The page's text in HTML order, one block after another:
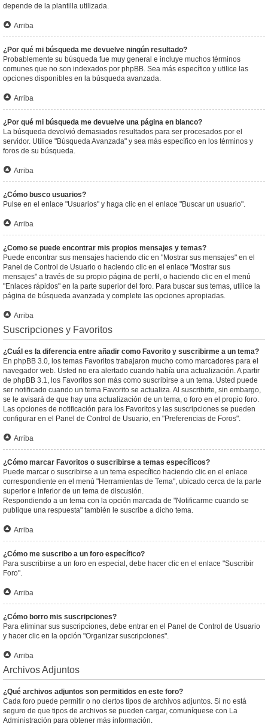
depende de la plantilla utilizada.
Arriba
¿Por qué mi búsqueda me devuelve ningún resultado?
Probablemente su búsqueda fue muy general e incluye muchos términos
comunes que no son indexados por phpBB. Sea más específico y utilice las
opciones disponibles en la búsqueda avanzada.
Arriba
¿Por qué mi búsqueda me devuelve una página en blanco?
La búsqueda devolvió demasiados resultados para ser procesados por el
servidor. Utilice "Búsqueda Avanzada" y sea más específico en los términos y
foros de su búsqueda.
Arriba
¿Cómo busco usuarios?
Pulse en el enlace "Usuarios" y haga clic en el enlace "Buscar un usuario".
Arriba
¿Como se puede encontrar mis propios mensajes y temas?
Puede encontrar sus mensajes haciendo clic en "Mostrar sus mensajes" en el
Panel de Control de Usuario o haciendo clic en el enlace "Mostrar sus
mensajes" a través de su propio página de perfil, o haciendo clic en el menú
"Enlaces rápidos" en la parte superior del foro. Para buscar sus temas, utilice la
página de búsqueda avanzada y complete las opciones apropiadas.
Arriba
Suscripciones y Favoritos
¿Cuál es la diferencia entre añadir como Favorito y suscribirme a un tema?
En phpBB 3.0, los temas Favoritos trabajaron mucho como marcadores para el
navegador web. Usted no era alertado cuando había una actualización. A partir
de phpBB 3.1, los Favoritos son más como suscribirse a un tema. Usted puede
ser notificado cuando un tema Favorito se actualiza. Al suscribirte, sin embargo,
se le avisará de que hay una actualización de un tema, o foro en el propio foro.
Las opciones de notificación para los Favoritos y las suscripciones se pueden
configurar en el Panel de Control de Usuario, en "Preferencias de Foros".
Arriba
¿Cómo marcar Favoritos o suscribirse a temas específicos?
Puede marcar o suscribirse a un tema específico haciendo clic en el enlace
correspondiente en el menú "Herramientas de Tema", ubicado cerca de la parte
superior e inferior de un tema de discusión.
Respondiendo a un tema con la opción marcada de "Notificarme cuando se
publique una respuesta" también le suscribe a dicho tema.
Arriba
¿Cómo me suscribo a un foro específico?
Para suscribirse a un foro en especial, debe hacer clic en el enlace "Suscribir
Foro".
Arriba
¿Cómo borro mis suscripciones?
Para eliminar sus suscripciones, debe entrar en el Panel de Control de Usuario
y hacer clic en la opción "Organizar suscripciones".
Arriba
Archivos Adjuntos
¿Qué archivos adjuntos son permitidos en este foro?
Cada foro puede permitir o no ciertos tipos de archivos adjuntos. Si no está
seguro de que tipos de archivos se pueden cargar, comuníquese con La
Administración para obtener más información.